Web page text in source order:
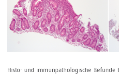
Histo- und immunpathologische Befunde